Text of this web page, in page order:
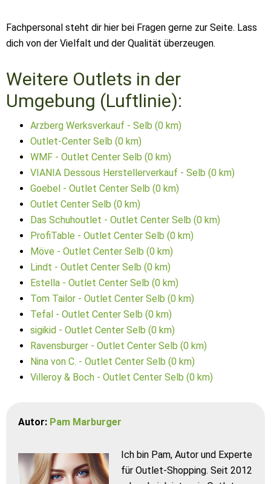
Fachpersonal steht dir hier bei Fragen gerne zur Seite. Lass
dich von der Vielfalt und der Qualität überzeugen.
Weitere Outlets in der
Umgebung (Luftlinie):
Arzberg Werksverkauf - Selb (0 km)
Outlet-Center Selb (0 km)
WMF - Outlet Center Selb (0 km)
VIANIA Dessous Herstellerverkauf - Selb (0 km)
Goebel - Outlet Center Selb (0 km)
Outlet Center Selb (0 km)
Das Schuhoutlet - Outlet Center Selb (0 km)
ProfiTable - Outlet Center Selb (0 km)
Möve - Outlet Center Selb (0 km)
Lindt - Outlet Center Selb (0 km)
Estella - Outlet Center Selb (0 km)
Tom Tailor - Outlet Center Selb (0 km)
Tefal - Outlet Center Selb (0 km)
sigikid - Outlet Center Selb (0 km)
Ravensburger - Outlet Center Selb (0 km)
Nina von C. - Outlet Center Selb (0 km)
Villeroy & Boch - Outlet Center Selb (0 km)
Autor: Pam Marburger
Ich bin Pam, Autor und Experte
für Outlet-Shopping. Seit 2012